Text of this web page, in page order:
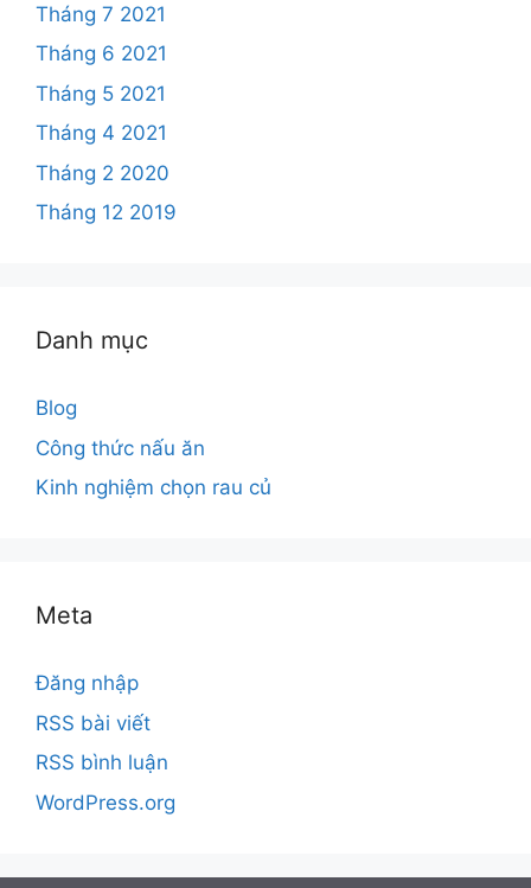
Tháng 7 2021
Tháng 6 2021
Tháng 5 2021
Tháng 4 2021
Tháng 2 2020
Tháng 12 2019
Danh mục
Blog
Công thức nấu ăn
Kinh nghiệm chọn rau củ
Meta
Đăng nhập
RSS bài viết
RSS bình luận
WordPress.org